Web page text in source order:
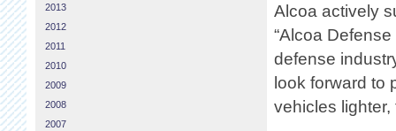
Alcoa actively
“Alcoa
defense
look forward to
vehicles lighter,
2013
2012
2011
2010
2009
2008
2007